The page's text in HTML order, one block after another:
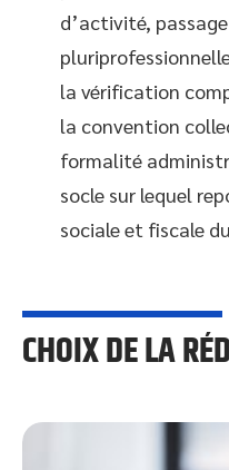
d’activité,
la vérification
la convention
formalité
socle sur lequel
sociale et fiscale
CHOIX DE LA